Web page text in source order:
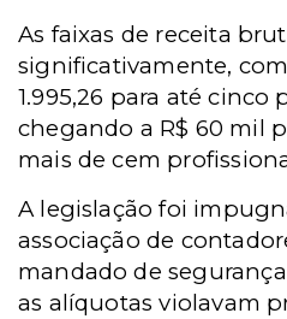
As faixas de receita
significativamente,
1.995,26 para até cinco
chegando a R$ 60 mil
mais de cem
A legislação foi
associação de
mandado de
as alíquotas violavam